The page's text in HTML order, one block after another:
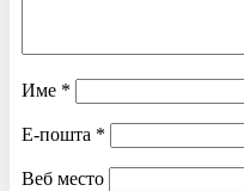
Име *
Е-пошта *
Веб место